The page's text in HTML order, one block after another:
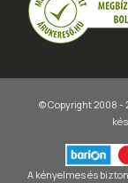
© Copyright 2008 -
A kényelmes és